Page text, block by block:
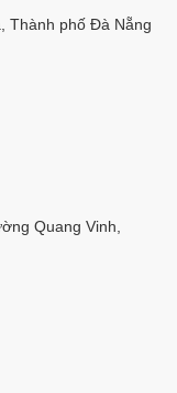
Thành phố Đà Nẵng
Quang Vinh,